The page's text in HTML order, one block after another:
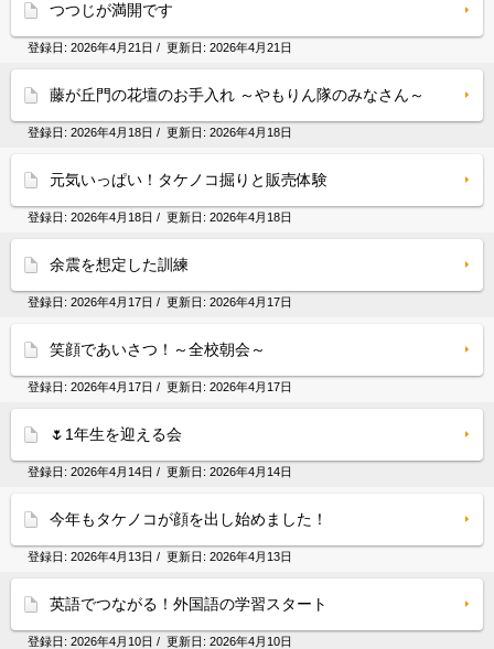
つつじが満開です
登録日: 2026年4月21日 / 更新日: 2026年4月21日
藤が丘門の花壇のお手入れ ～やもりん隊のみなさん～
登録日: 2026年4月18日 / 更新日: 2026年4月18日
元気いっぱい！タケノコ掘りと販売体験
登録日: 2026年4月18日 / 更新日: 2026年4月18日
余震を想定した訓練
登録日: 2026年4月17日 / 更新日: 2026年4月17日
笑顔であいさつ！～全校朝会～
登録日: 2026年4月17日 / 更新日: 2026年4月17日
🌷1年生を迎える会
登録日: 2026年4月14日 / 更新日: 2026年4月14日
今年もタケノコが顔を出し始めました！
登録日: 2026年4月13日 / 更新日: 2026年4月13日
英語でつながる！外国語の学習スタート
登録日: 2026年4月10日 / 更新日: 2026年4月10日